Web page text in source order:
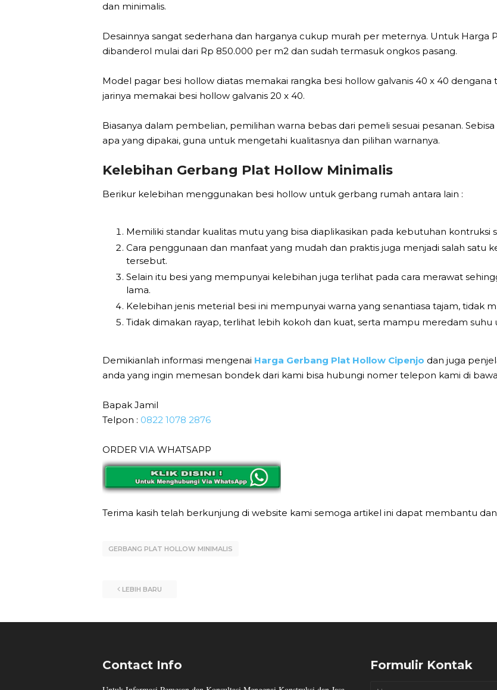
dan minimalis.
Desainnya sangat sederhana dan harganya cukup murah per meternya. Untuk Harga
dibanderol mulai dari Rp 850.000 per m2 dan sudah termasuk ongkos pasang.
Model pagar besi hollow diatas memakai rangka besi hollow galvanis 40 x 40 dengana
jarinya memakai besi hollow galvanis 20 x 40.
Biasanya dalam pembelian, pemilihan warna bebas dari pemeli sesuai pesanan.
apa yang dipakai, guna untuk mengetahi kualitasnya dan pilihan warnanya.
Kelebihan Gerbang Plat Hollow Minimalis
Berikur kelebihan menggunakan besi hollow untuk gerbang rumah antara lain :
Memiliki standar kualitas mutu yang bisa diaplikasikan pada kebutuhan kontruksi
Cara penggunaan dan manfaat yang mudah dan praktis juga menjadi salah satu
tersebut.
Selain itu besi yang mempunyai kelebihan juga terlihat pada cara merawat
lama.
Kelebihan jenis meterial besi ini mempunyai warna yang senantiasa tajam, tidak
Tidak dimakan rayap, terlihat lebih kokoh dan kuat, serta mampu meredam suhu
Demikianlah informasi mengenai Harga Gerbang Plat Hollow Cipenjo dan juga
anda yang ingin memesan bondek dari kami bisa hubungi nomer telepon kami di
Bapak Jamil
Telpon : 0822 1078 2876
ORDER VIA WHATSAPP
Terima kasih telah berkunjung di website kami semoga artikel ini dapat membantu
GERBANG PLAT HOLLOW MINIMALIS
LEBIH BARU
Contact Info Formulir Kontak